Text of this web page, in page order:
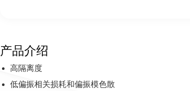
产品介绍
高隔离度
低偏振相关损耗和偏振模色散